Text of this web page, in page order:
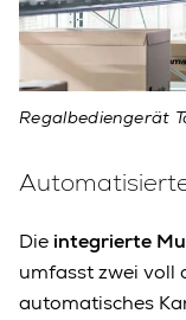
Regalbediengerät
Die integrierte
umfasst zwei voll
automatisches